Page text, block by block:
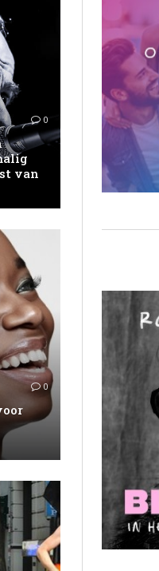
0
van
0